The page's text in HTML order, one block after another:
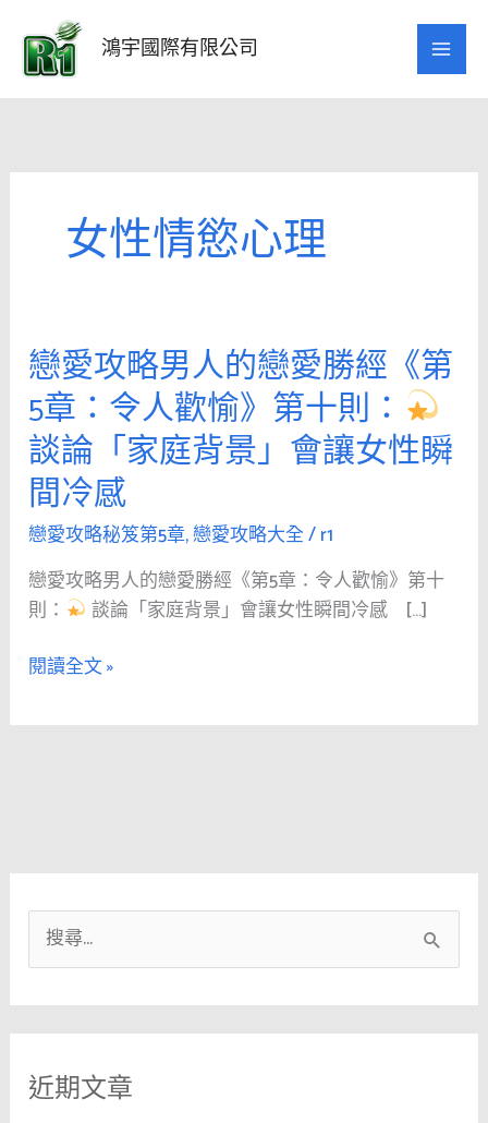
要
鴻宇國際有限公司
女性情慾心理
戀愛攻略男人的戀愛勝經《第
5章：令人歡愉》第十則：
談論「家庭背景」會讓女性瞬
間冷感
戀愛攻略秘笈第5章,戀愛攻略大全/r1
戀愛攻略男人的戀愛勝經《第5章：令人歡愉》第十
則：
談論「家庭背景」會讓女性瞬間冷感 […]
戀
愛
攻
略
男
人
的
戀
愛
勝
經
《第
十
則：
談
論
庭
閱讀全文 »
尋
關
字
近期文章